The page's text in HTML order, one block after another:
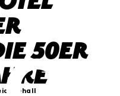
50er